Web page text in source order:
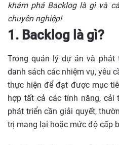
khám phá Backlog là gì và
chuyên nghiệp!
1. Backlog là gì?
Trong quản lý dự án và phát
danh sách các nhiệm vụ, yêu
thực hiện để đạt được mục
hợp tất cả các tính năng, cải
phát triển cần giải quyết,
trị mang lại hoặc mức độ cấp